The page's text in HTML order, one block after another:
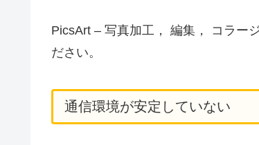
PicsArt – 写真加工， 編集， コラー
ださい。
通信環境が安定していない